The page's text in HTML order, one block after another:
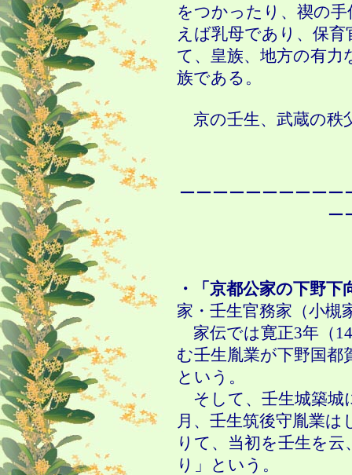
をつかったり、禊の
えば乳母であり、保
て、皇族、地方の有力
族である。
京の壬生、武蔵の秩
ーーーーーーーーーー
ー
・「京都公家の下野下
家・壬生官務家（小槻
家伝では寛正3年（
む壬生胤業が下野国
という。
そして、壬生城築城
月、壬生筑後守胤業
りて、当初を壬生を
り」という。